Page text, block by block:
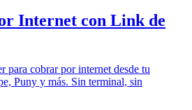
Internet con Link de
para cobrar por internet desde tu
Puny y más. Sin terminal, sin